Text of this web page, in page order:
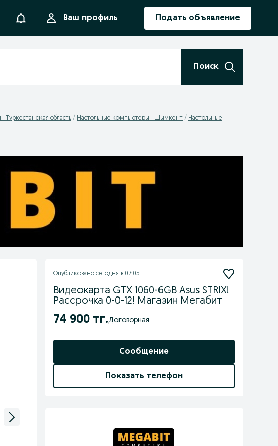
УведомленияВаш профиль Подать объявление
Поиск
Туркестанская область Настольные компьютеры - Шымкент
Настольные
Опубликовано сегодня в 07:05
Видеокарта GTX 1060-6GB Asus STRIX!
Рассрочка 0-0-12! Магазин Мегабит
74 900 тг. Договорная
Сообщение
Показать телефон